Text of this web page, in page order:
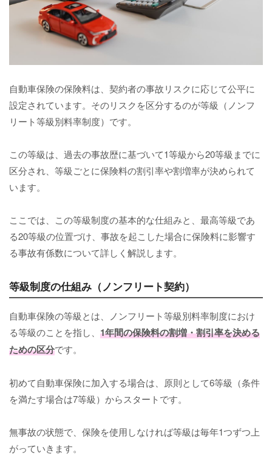
自動車保険の保険料は、契約者の事故リスクに応じて公平に
設定されています。そのリスクを区分するのが等級（ノンフ
リート等級別料率制度）です。
この等級は、過去の事故歴に基づいて1等級から20等級までに
区分され、等級ごとに保険料の割引率や割増率が決められて
います。
ここでは、この等級制度の基本的な仕組みと、最高等級であ
る20等級の位置づけ、事故を起こした場合に保険料に影響す
る事故有係数について詳しく解説します。
等級制度の仕組み（ノンフリート契約）
自動車保険の等級とは、ノンフリート等級別料率制度におけ
る等級のことを指し、 1年間の保険料の割増・割引率を決める
ための区分です。
初めて自動車保険に加入する場合は、原則として6等級（条件
を満たす場合は7等級）からスタートです。
無事故の状態で、保険を使用しなければ等級は毎年1つずつ上
がっていきます。